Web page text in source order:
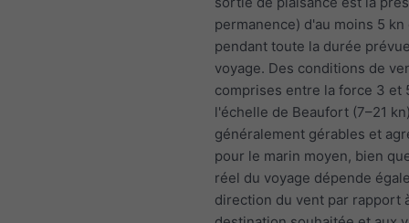
permanence) d'au moins 5 kn
pendant toute la durée
voyage. Des conditions de
comprises entre la force 3 et
l'échelle de Beaufort (7–21
généralement gérables et
pour le marin moyen, bien
réel du voyage dépende
direction du vent par rapport